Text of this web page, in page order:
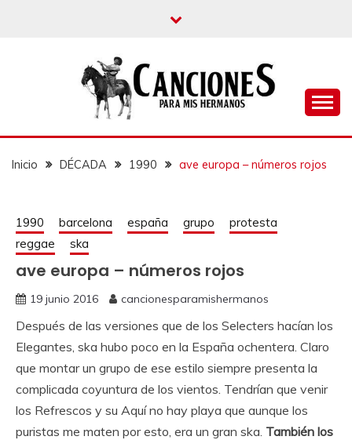
CANCIONES PARA
MIS HERMANOS
Inicio DÉCADA 1990 ave europa – números rojos
1990 barcelona españa grupo
protesta
reggae
ska
ave europa – números rojos
19 junio 2016 cancionesparamishermanos
Después de las versiones que de los Selecters hacían los
Elegantes, ska hubo poco en la España ochentera. Claro
que montar un grupo de ese estilo siempre presenta la
complicada coyuntura de los vientos. Tendrían que venir
los Refrescos y su Aquí no hay playa que aunque los
puristas me maten por esto, era un gran ska. También los